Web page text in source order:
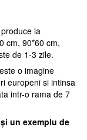
la
cm, 90*60 cm,
de 1-3 zile.
o imagine
europeni si intinsa
intr-o rama de 7
un exemplu de